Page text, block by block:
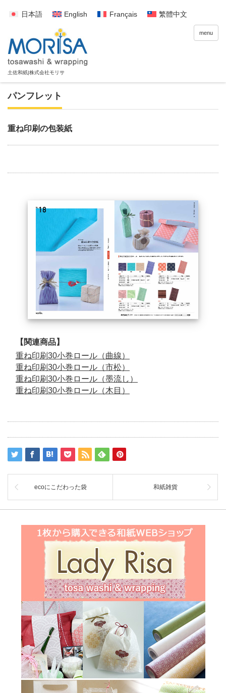
日本語 English Français 繁體中文
menu
パンフレット
重ね印刷の包装紙
【関連商品】
重ね印刷30小巻ロール（曲線）
重ね印刷30小巻ロール（市松）
重ね印刷30小巻ロール（墨流し）
重ね印刷30小巻ロール（木目）
ecoにこだわった袋 和紙雑貨